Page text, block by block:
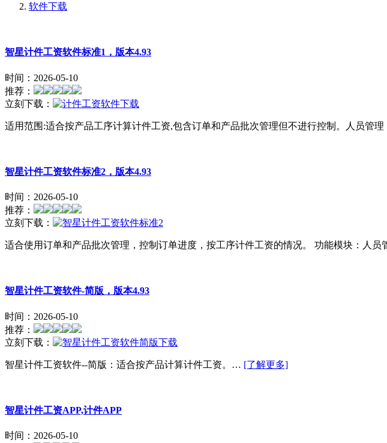
软件下载
智星计件工资软件标准1，版本4.93
时间：2026-05-10
推荐：
立刻下载：
适用范围:适合按产品工序计算计件工资,包含订单和产品批次管理但不进行控制。人员管
智星计件工资软件标准2，版本4.93
时间：2026-05-10
推荐：
立刻下载：
适合使用订单和产品批次管理，控制订单进度，按工序计件工资的情况。 功能模块：人
智星计件工资软件-简版，版本4.93
时间：2026-05-10
推荐：
立刻下载：
智星计件工资软件--简版：适合按产品计算计件工资。… [了解更多]
智星计件工资APP,计件APP
时间：2026-05-10